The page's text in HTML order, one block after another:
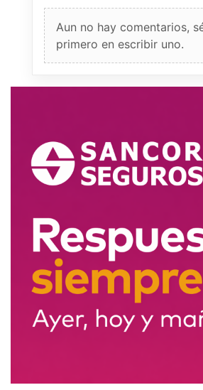
Aun no hay comentarios,
primero en escribir uno.